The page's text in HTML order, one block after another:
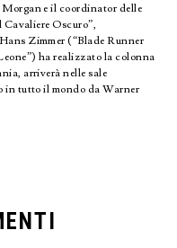
e il coordinator delle
Oscuro”,
Zimmer (“Blade Runner
ha realizzato la colonna
arriverà nelle sale
in tutto il mondo da Warner